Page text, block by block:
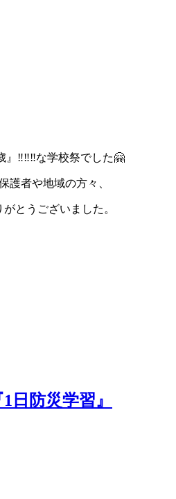
』‼‼‼な学校祭でした🤗
護者や地域の方々、
とうございました。
日防災学習』